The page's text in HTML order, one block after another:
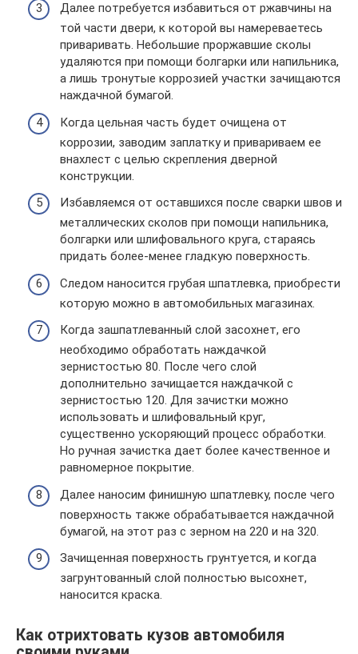
Далее потребуется избавиться от ржавчины на
той части двери, к которой вы намереваетесь
приваривать. Небольшие проржавшие сколы
удаляются при помощи болгарки или напильника,
а лишь тронутые коррозией участки зачищаются
наждачной бумагой.
Когда цельная часть будет очищена от
коррозии, заводим заплатку и привариваем ее
внахлест с целью скрепления дверной
конструкции.
Избавляемся от оставшихся после сварки швов и
металлических сколов при помощи напильника,
болгарки или шлифовального круга, стараясь
придать более-менее гладкую поверхность.
Следом наносится грубая шпатлевка, приобрести
которую можно в автомобильных магазинах.
Когда зашпатлеванный слой засохнет, его
необходимо обработать наждачкой
зернистостью 80. После чего слой
дополнительно зачищается наждачкой с
зернистостью 120. Для зачистки можно
использовать и шлифовальный круг,
существенно ускоряющий процесс обработки.
Но ручная зачистка дает более качественное и
равномерное покрытие.
Далее наносим финишную шпатлевку, после чего
поверхность также обрабатывается наждачной
бумагой, на этот раз с зерном на 220 и на 320.
Зачищенная поверхность грунтуется, и когда
загрунтованный слой полностью высохнет,
наносится краска.
Как отрихтовать кузов автомобиля